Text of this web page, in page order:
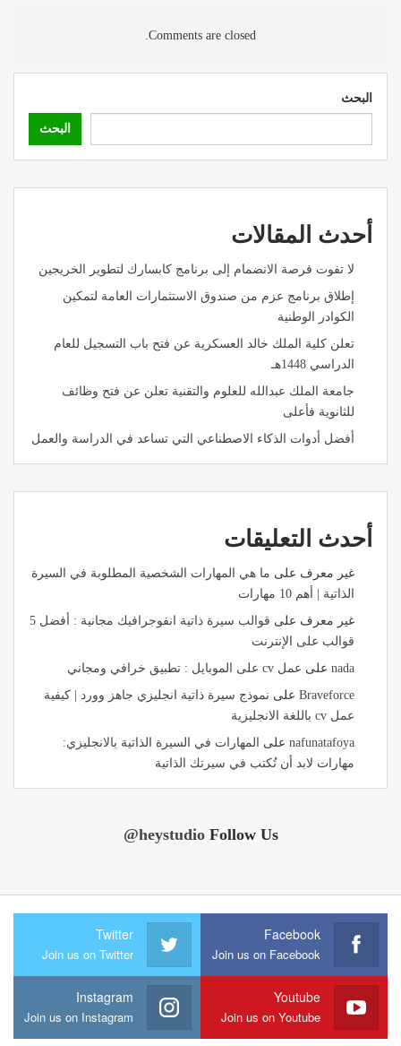
Comments are closed.
البحث
البحث
أحدث المقالات
لا تفوت فرصة الانضمام إلى برنامج كابسارك لتطوير الخريجين
إطلاق برنامج عزم من صندوق الاستثمارات العامة لتمكين
الكوادر الوطنية
تعلن كلية الملك خالد العسكرية عن فتح باب التسجيل للعام
الدراسي 1448هـ
جامعة الملك عبدالله للعلوم والتقنية تعلن عن فتح وظائف
للثانوية فأعلى
أفضل أدوات الذكاء الاصطناعي التي تساعد في الدراسة والعمل
أحدث التعليقات
غير معرف على ما هي المهارات الشخصية المطلوبة في السيرة
الذاتية | أهم 10 مهارات
غير معرف على
قوالب سيرة ذاتية انفوجرافيك مجانية : أفضل 5
قوالب على الإنترنت
nada على عمل cv على الموبايل : تطبيق خرافي ومجاني
Braveforce على نموذج سيرة ذاتية انجليزي جاهز وورد | كيفية
عمل cv باللغة الانجليزية
nafunatafoya على المهارات في السيرة الذاتية بالانجليزي:
مهارات لابد أن تُكتب في سيرتك الذاتية
Follow Us
@heystudio
Facebook
Join us on Facebook
Twitter
Join us on Twitter
Youtube
Join us on Youtube
Instagram
Join us on Instagram